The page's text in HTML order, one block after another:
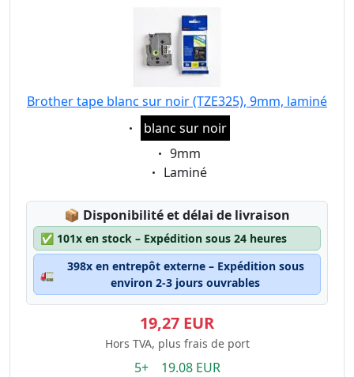
Brother tape blanc sur noir (TZE325), 9mm, laminé
Eigenschaft:
blanc sur noir
Eigenschaft:
9mm
Eigenschaft:
Laminé
📦 Lagerstatus:
Disponibilité et délai de livraison
✅ 101x en stock – Expédition sous 24 heures
🚛
398x en entrepôt externe – Expédition sous
environ 2-3 jours ouvrables
19,27 EUR
Hors TVA, plus frais de port
5+ 19.08 EUR